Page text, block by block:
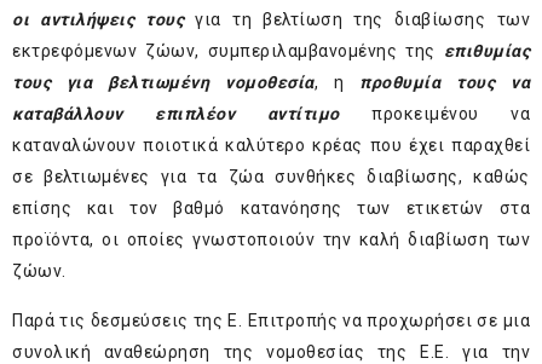
οι αντιλήψεις τουςγια τη βελτίωση της διαβίωσης των
εκτρεφόμενων ζώων, συμπεριλαμβανομένης της επιθυμίας
τους για βελτιωμένη νομοθεσία, η προθυμία τους να
καταβάλλουν επιπλέον αντίτιμοπροκειμένου να
καταναλώνουν ποιοτικά καλύτερο κρέας που έχει παραχθεί
σε βελτιωμένες για τα ζώα συνθήκες διαβίωσης, καθώς
επίσης και τον βαθμό κατανόησης των ετικετών στα
προϊόντα, οι οποίες γνωστοποιούν την καλή διαβίωση των
ζώων.
Παρά τις δεσμεύσεις της Ε. Επιτροπής να προχωρήσει σε μια
συνολική αναθεώρηση της νομοθεσίας της Ε.Ε. για την